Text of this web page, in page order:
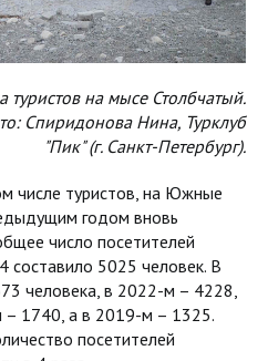
туристов на мысе Столбчатый.
Спиридонова Нина, Турклуб
"Пик" (г. Санкт-Петербург).
числе туристов, на Южные
годом вновь
число посетителей
составило 5025 человек. В
человека, в 2022-м – 4228,
1740, а в 2019-м – 1325.
посетителей